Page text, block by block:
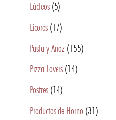
Lácteos (5)
Licores (17)
Pasta y Arroz (155)
Pizza Lovers (14)
Postres (14)
Productos de Horno (31)